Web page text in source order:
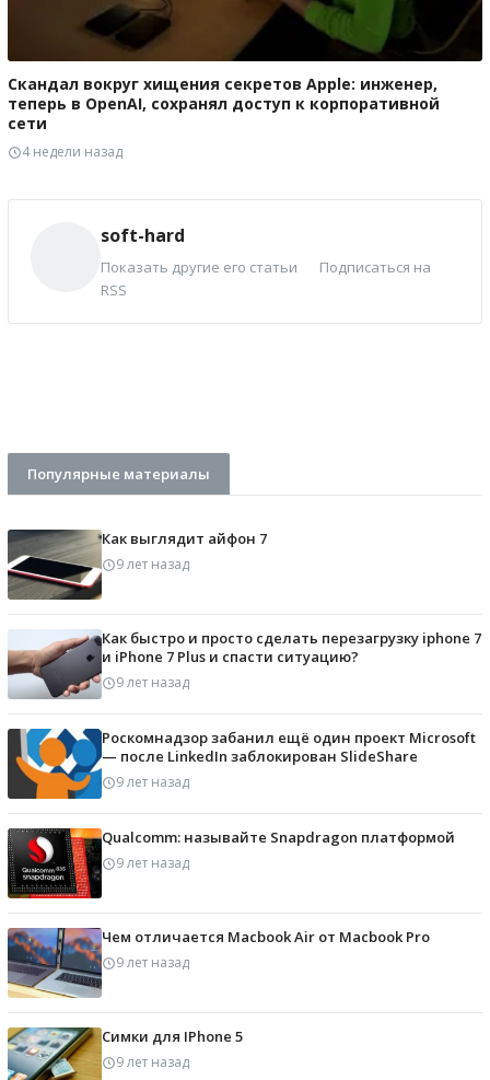
Скандал вокруг хищения секретов Apple: инженер,
теперь в OpenAI, сохранял доступ к корпоративной
сети
4 недели назад
soft-hard
Показать другие его статьи
Подписаться на
RSS
Популярные материалы
Как выглядит айфон 7
9 лет назад
Как быстро и просто сделать перезагрузку iphone 7
и iPhone 7 Plus и спасти ситуацию?
9 лет назад
Роскомнадзор забанил ещё один проект Microsoft
— после LinkedIn заблокирован SlideShare
9 лет назад
Qualcomm: называйте Snapdragon платформой
9 лет назад
Чем отличается Macbook Air от Macbook Pro
9 лет назад
Симки для IPhone 5
9 лет назад